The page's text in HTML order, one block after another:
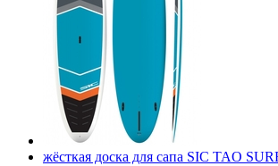
жёсткая доска для сапа SIC TAO